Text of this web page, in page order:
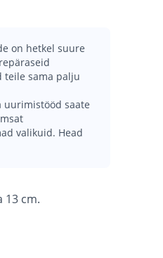
on hetkel suure
teile sama palju
uurimistööd saate
valikuid. Head
13 cm.